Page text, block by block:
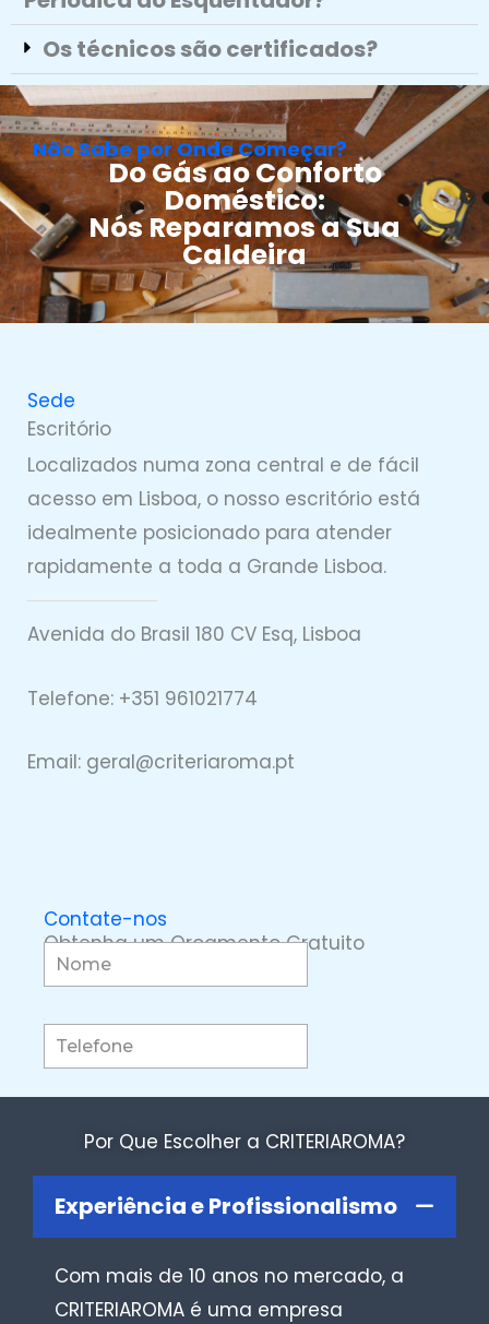
Os técnicos são certificados?
Não Sabe por Onde Começar?
Do Gás ao Conforto
Doméstico:
Nós Reparamos a Sua
Caldeira
Sede
Escritório
Localizados numa zona central e de fácil
acesso em Lisboa, o nosso escritório está
idealmente posicionado para atender
rapidamente a toda a Grande Lisboa.
Avenida do Brasil 180 CV Esq, Lisboa
Telefone: +351 961021774
Email: geral@criteriaroma.pt
Contate-nos
Obtenha um Orçamento Gratuito
Por Que Escolher a CRITERIAROMA?
Experiência e Profissionalismo
Com mais de 10 anos no mercado, a
CRITERIAROMA é uma empresa